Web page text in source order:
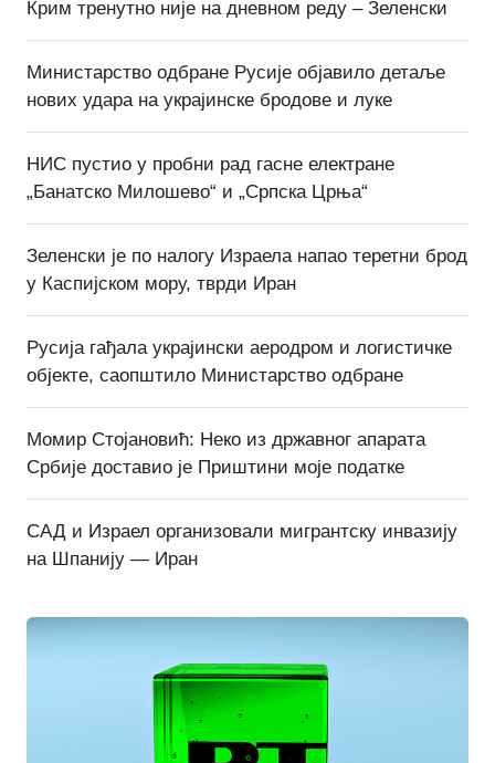
Крим тренутно није на дневном реду – Зеленски
Министарство одбране Русије објавило детаље
нових удара на украјинске бродове и луке
НИС пустио у пробни рад гасне електране
„Банатско Милошево“ и „Српска Црња“
Зеленски је по налогу Израела напао теретни брод
у Каспијском мору, тврди Иран
Русија гађала украјински аеродром и логистичке
објекте, саопштило Министарство одбране
Момир Стојановић: Неко из државног апарата
Србије доставио је Приштини моје податке
САД и Израел организовали мигрантску инвазију
на Шпанију — Иран